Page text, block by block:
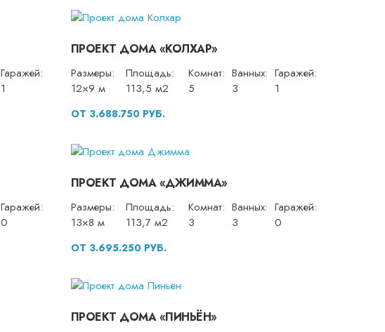
Гаражей:
1
ПРОЕКТ ДОМА «КОЛХАР»
Размеры:
12×9 м
Площадь:
113,5 м2
Комнат:
5
Ванных:
3
Гаражей:
1
ОТ 3.688.750 РУБ.
Гаражей:
0
ПРОЕКТ ДОМА «ДЖИММА»
Размеры:
13×8 м
Площадь:
113,7 м2
Комнат:
3
Ванных:
3
Гаражей:
0
ОТ 3.695.250 РУБ.
ПРОЕКТ ДОМА «ПИНЬЁН»